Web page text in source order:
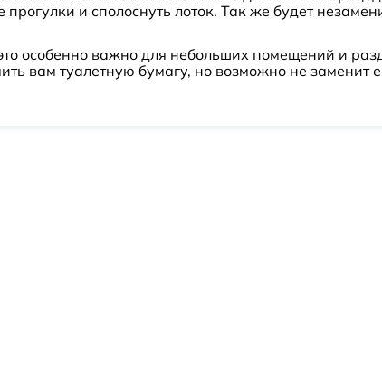
и сполоснуть лоток. Так же будет
особенно важно для небольших помещений и
вам туалетную бумагу, но возможно не заменит